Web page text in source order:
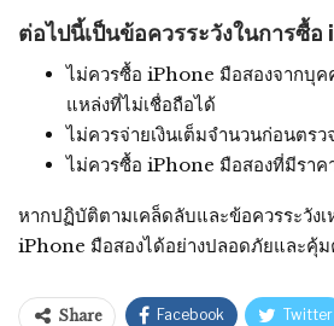
ต่อไปนี้เป็นข้อควรระวังในการซื้อ
ไม่ควรซื้อ iPhone มือสองจากบุค
แหล่งที่ไม่เชื่อถือได้
ไม่ควรจ่ายเงินเต็มจำนวนก่อนตรว
ไม่ควรซื้อ iPhone มือสองที่มีราค
หากปฏิบัติตามเคล็ดลับและข้อควรระวัง
iPhone มือสองได้อย่างปลอดภัยและคุ้ม
Share Facebook Twitter